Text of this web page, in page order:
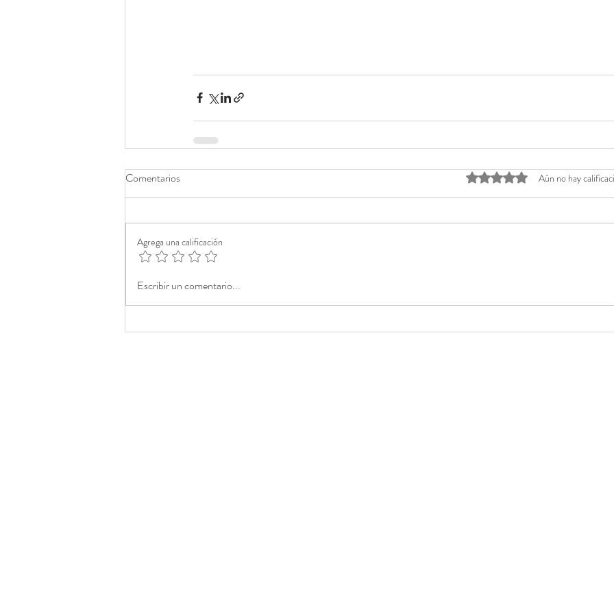
Comentarios Obtuvo 0 de 5 estrellas.
Aún no hay
Agrega una calificación
Escribir un comentario...